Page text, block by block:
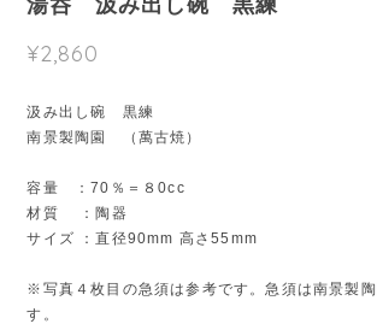
¥2,860
汲み出し碗 黒練
南景製陶園 （萬古焼）
容量 ：70％＝８0cc
材質 ：陶器
サイズ ：直径90mm 高さ55mm
※写真４枚目の急須は参考です。急須は南景製陶
す。